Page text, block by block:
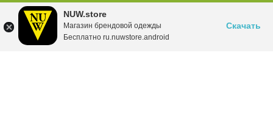
NUW.store
Магазин брендовой одежды
Бесплатно ru.nuwstore.android
Скачать